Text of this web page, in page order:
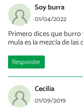
Soy burra
01/04/2022
Primero dices que
mula es la mezcla de las
Responder
Cecilia
01/09/2019